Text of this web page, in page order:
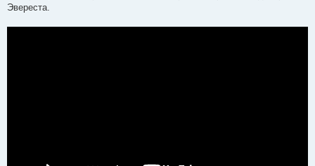
Эвереста.